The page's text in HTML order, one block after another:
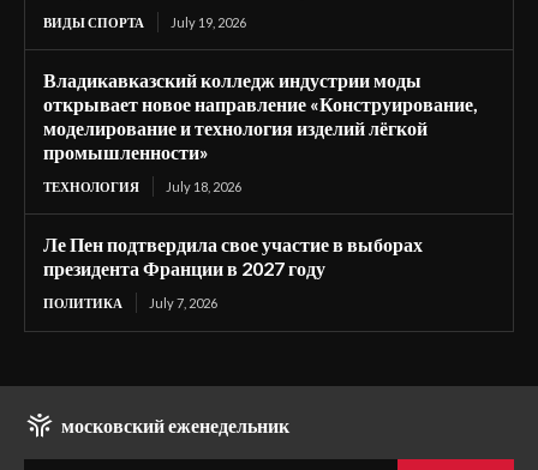
ВИДЫ СПОРТА July 19, 2026
Владикавказский колледж индустрии моды
открывает новое направление «Конструирование,
моделирование и технология изделий лёгкой
промышленности»
ТЕХНОЛОГИЯ July 18, 2026
Ле Пен подтвердила свое участие в выборах
президента Франции в 2027 году
ПОЛИТИКА July 7, 2026
московский еженедельник